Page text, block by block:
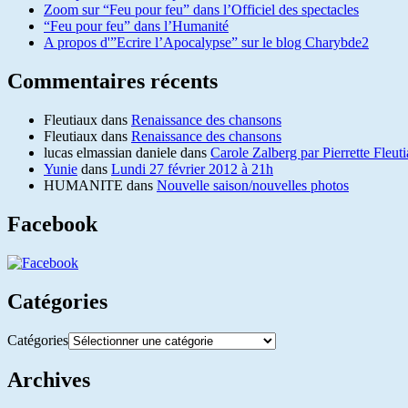
Zoom sur “Feu pour feu” dans l’Officiel des spectacles
“Feu pour feu” dans l’Humanité
A propos d'”Ecrire l’Apocalypse” sur le blog Charybde2
Commentaires récents
Fleutiaux dans Renaissance des chansons
Fleutiaux dans Renaissance des chansons
lucas elmassian daniele dans Carole Zalberg par Pierrette
Yunie dans Lundi 27 février 2012 à 21h
HUMANITE dans Nouvelle saison/nouvelles photos
Facebook
Catégories
Catégories
Archives